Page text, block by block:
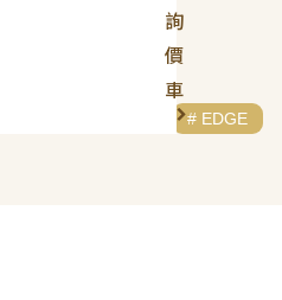
詢
價
車
# EDGE